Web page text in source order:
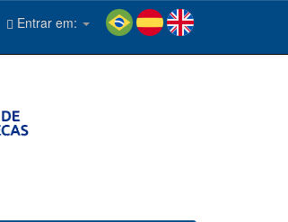
Entrar em: